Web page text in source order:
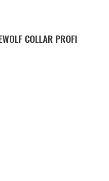
COLLAR PROFI